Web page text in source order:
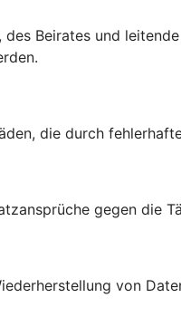
Beirates und
die durch
gegen die
von